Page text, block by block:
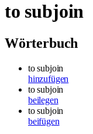
to subjoin
Wörterbuch
to subjoin
hinzufügen
to subjoin
beilegen
to subjoin
beifügen